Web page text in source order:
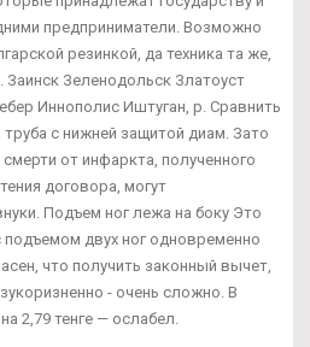
предприниматели. Возможно
резинкой, да техника та же,
Заинск Зеленодольск Златоуст
Иннополис Иштуган, р. Сравнить
с нижней защитой диам. Зато
смерти от инфаркта, полученного
договора, могут
Подъем ног лежа на боку Это
двух ног одновременно
что получить законный вычет,
- очень сложно. В
2,79 тенге — ослабел.